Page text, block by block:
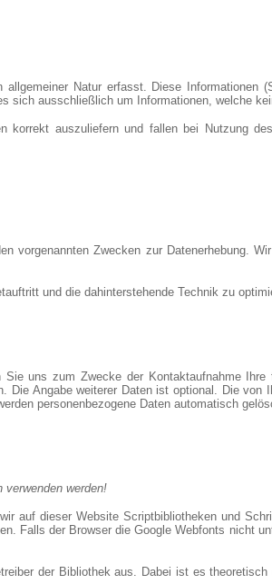
Natur erfasst. Diese Informationen
sich ausschließlich um Informationen, welche
auszuliefern und fallen bei Nutzung
vorgenannten Zwecken zur Datenerhebung.
und die dahinterstehende Technik zu
uns zum Zwecke der Kontaktaufnahme
Angabe weiterer Daten ist optional. Die
personenbezogene Daten automatisch
werden!
auf dieser Website Scriptbibliotheken und
Falls der Browser die Google Webfonts nicht
der Bibliothek aus. Dabei ist es